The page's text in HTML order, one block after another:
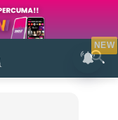
NEW